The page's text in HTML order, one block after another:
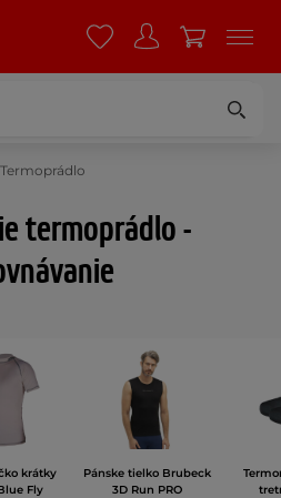
Termoprádlo
termoprádlo -
krátky
Fly
Pánske tielko Brubeck
3D Run PRO